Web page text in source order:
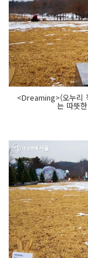
<Dreaming>(오누리
는 따뜻